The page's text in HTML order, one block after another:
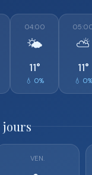
04:00
🌤️
11°
💧 0%
⛅
11°
💧 0%
jours
VEN.